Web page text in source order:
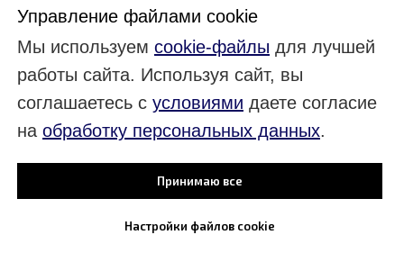
законодательством Российской Федерации.
13.7. В случае ненадлежащего исполнения Договора
одной из сторон, повлекшего неблагоприятные
последствия для другой стороны, ответственность
наступает согласно действующему законодательству
Российской Федерации.
КОНФИДЕНЦИАЛЬНОСТЬ
Стороны обязуются без обоюдного согласия не
Управление файлами cookie
Мы используем cookie-файлы для лучшей
работы сайта. Используя сайт, вы
соглашаетесь с условиями даете согласие
на обработку персональных данных.
Принимаю все
Настройки файлов cookie